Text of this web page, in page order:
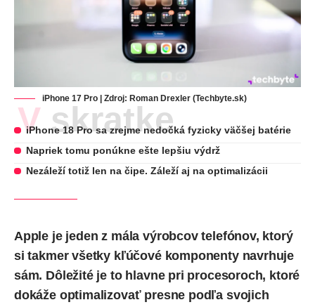
iPhone 17 Pro | Zdroj: Roman Drexler (Techbyte.sk)
V skratke
iPhone 18 Pro sa zrejme nedočká fyzicky väčšej batérie
Napriek tomu ponúkne ešte lepšiu výdrž
Nezáleží totiž len na čipe. Záleží aj na optimalizácii
Apple je jeden z mála výrobcov telefónov, ktorý
si takmer všetky kľúčové komponenty navrhuje
sám. Dôležité je to hlavne pri procesoroch, ktoré
dokáže optimalizovať presne podľa svojich